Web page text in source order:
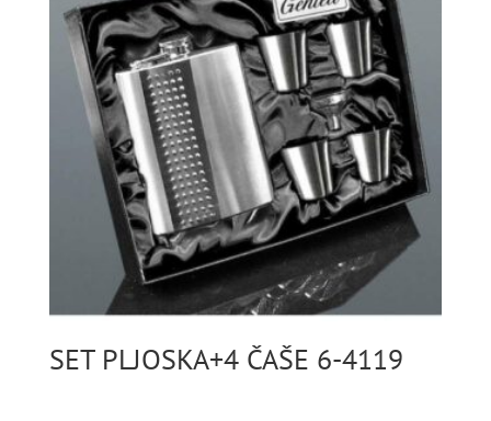
SET PLJOSKA+4 ČAŠE 6-4119